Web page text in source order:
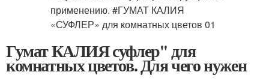
Гумат КАЛИЯ суфлер'' для
комнатных цветов. Для чего нужен